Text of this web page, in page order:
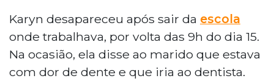
Karyn desapareceu após sair da escola
onde trabalhava, por volta das 9h do dia 15.
Na ocasião, ela disse ao marido que estava
com dor de dente e que iria ao dentista.